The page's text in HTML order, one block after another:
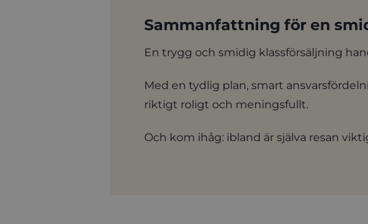
Sammanfattning för en
En trygg och smidig klassförsäljning
Med en tydlig plan, smart
riktigt roligt och meningsfullt.
Och kom ihåg: ibland är själva resan